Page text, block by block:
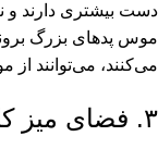
دست بیشتری دارند و
می‌کنند، می‌توانند
۳. فضای میز کار شما چقدر است؟